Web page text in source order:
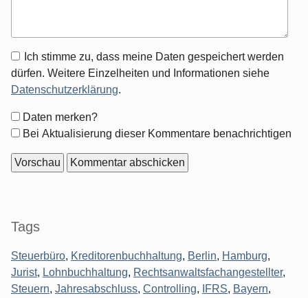
Antwort
zu
Ich stimme zu, dass meine Daten gespeichert werden
dürfen. Weitere Einzelheiten und Informationen siehe
Datenschutzerklärung.
Formular-
Optionen
Daten merken?
Bei Aktualisierung dieser Kommentare benachrichtigen
Tags
Steuerbüro, Kreditorenbuchhaltung, Berlin, Hamburg,
Jurist, Lohnbuchhaltung, Rechtsanwaltsfachangestellter,
Steuern, Jahresabschluss, Controlling, IFRS, Bayern,